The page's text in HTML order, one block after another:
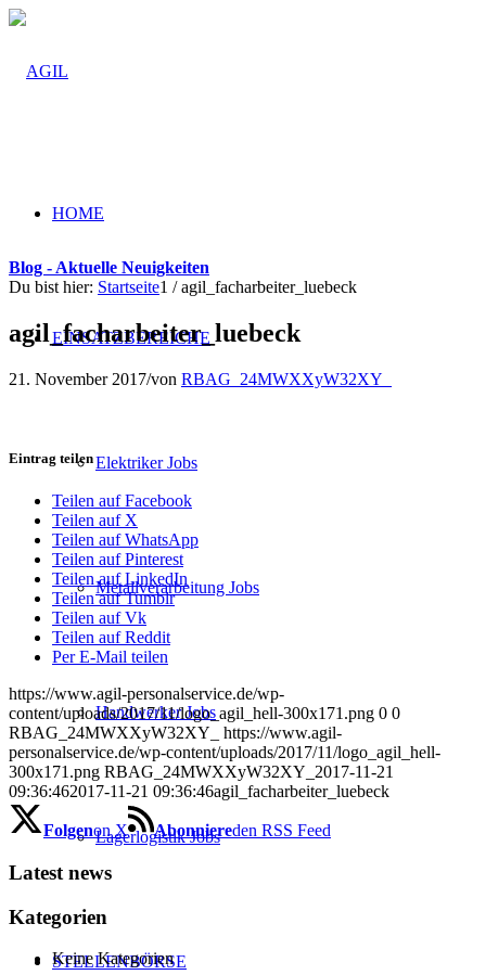
HOME
EINSATZBEREICHE
Elektriker Jobs
Metallverarbeitung Jobs
Handwerker Jobs
Lagerlogistik Jobs
STELLENBÖRSE
Blog - Aktuelle Neuigkeiten
Du bist hier: Startseite1 / agil_facharbeiter_luebeck
agil_facharbeiter_luebeck
21. November 2017/von RBAG_24MWXXyW32XY_
Eintrag teilen
Teilen auf Facebook
Teilen auf X
Teilen auf WhatsApp
Teilen auf Pinterest
Teilen auf LinkedIn
Teilen auf Tumblr
Teilen auf Vk
Teilen auf Reddit
Per E-Mail teilen
https://www.agil-personalservice.de/wp-
content/uploads/2017/11/logo_agil_hell-300x171.png 0 0
RBAG_24MWXXyW32XY_
https://www.agil-
personalservice.de/wp-content/uploads/2017/11/logo_agil_hell-
300x171.png RBAG_24MWXXyW32XY_ 2017-11-21
09:36:462017-11-21 09:36:46agil_facharbeiter_luebeck
Folgenon X Abonniereden RSS Feed
Latest news
Kategorien
Keine Kategorien